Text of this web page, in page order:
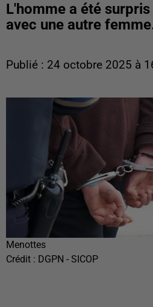
L'homme a été
avec une autre
Publié : 24 octobre 2025 à
Menottes
Crédit : DGPN - SICOP